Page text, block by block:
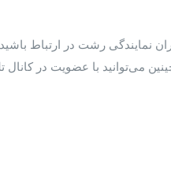
نمایندگی رشت در ارتباط
می‌توانید با عضویت در